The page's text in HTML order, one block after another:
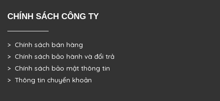
CHÍNH SÁCH CÔNG TY
> Chính sách bán hàng
> Chính sách bảo hành và đổi trả
> Chính sách bảo mật thông tin
> Thông tin chuyển khoản